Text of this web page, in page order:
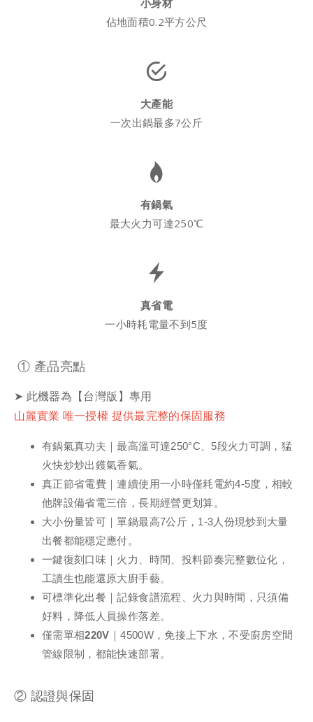
小身材
佔地面積0.2平方公尺
大產能
一次出鍋最多7公斤
有鍋氣
最大火力可達250℃
真省電
一小時耗電量不到5度
① 產品亮點
➤ 此機器為【台灣版】專用
山麗實業 唯一授權 提供最完整的保固服務
有鍋氣真功夫｜最高溫可達250°C、5段火力可調，猛
火快炒炒出鑊氣香氣。
真正節省電費｜連續使用一小時僅耗電約4-5度，相較
他牌設備省電三倍，長期經營更划算。
大小份量皆可｜單鍋最高7公斤，1-3人份現炒到大量
出餐都能穩定應付。
一鍵復刻口味｜ 火力、時間、投料節奏完整數位化，
工讀生也能還原大廚手藝。
可標準化出餐｜記錄食譜流程、火力與時間，只須備
好料，降低人員操作落差。
僅需單相220V｜4500W，免接上下水，不受廚房空間
管線限制，都能快速部署。
② 認證與保固